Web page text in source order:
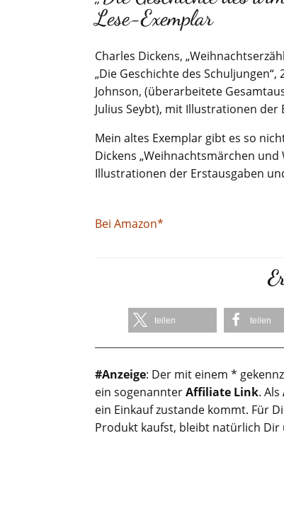
Lese-Exemplar
Charles Dickens,
„Die Geschichte des
Johnson, (überarbeitete
Julius Seybt), mit Illustrationen der
Mein altes Exemplar gibt es so
Dickens „Weihnachtsmärchen
Illustrationen der Erstausgaben
Bei Amazon*
teilen teilen
#Anzeige: Der mit einem *
ein sogenannterAffiliate Link. Als
ein Einkauf zustande kommt. Für
Produkt kaufst, bleibt natürlich Dir